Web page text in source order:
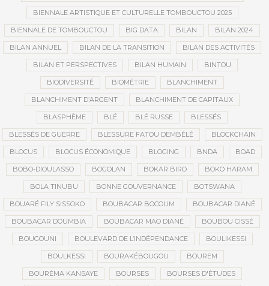
BIENNALE ARTISTIQUE ET CULTURELLE TOMBOUCTOU 2025
BIENNALE DE TOMBOUCTOU BIG DATA BILAN BILAN 2024
BILAN ANNUEL BILAN DE LA TRANSITION BILAN DES ACTIVITÉS
BILAN ET PERSPECTIVES BILAN HUMAIN BINTOU
BIODIVERSITÉ BIOMÉTRIE BLANCHIMENT
BLANCHIMENT D’ARGENT BLANCHIMENT DE CAPITAUX
BLASPHÈME BLÉ BLÉ RUSSE BLESSÉS
BLESSÉS DE GUERRE BLESSURE FATOU DEMBÉLÉ BLOCKCHAIN
BLOCUS BLOCUS ÉCONOMIQUE BLOGING BNDA BOAD
BOBO-DIOULASSO BOGOLAN BOKAR BIRO BOKO HARAM
BOLA TINUBU BONNE GOUVERNANCE BOTSWANA
BOUARÉ FILY SISSOKO BOUBACAR BOCOUM BOUBACAR DIANÉ
BOUBACAR DOUMBIA BOUBACAR MAO DIANÉ BOUBOU CISSÉ
BOUGOUNI BOULEVARD DE L’INDÉPENDANCE BOULIKESSI
BOULKESSI BOURAKÉBOUGOU BOUREM
BOURÉMA KANSAYE BOURSES BOURSES D'ÉTUDES